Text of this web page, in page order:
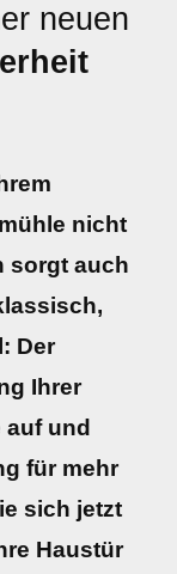
neuen
nicht
sorgt auch
Der
Ihrer
und
für mehr
sich jetzt
Haustür